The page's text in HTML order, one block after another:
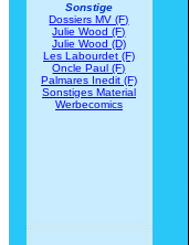
Sonstige
Dossiers MV (F)
Julie Wood (F)
Julie Wood (D)
Les Labourdet (F)
Oncle Paul (F)
Palmares Inedit (F)
Sonstiges Material
Werbecomics